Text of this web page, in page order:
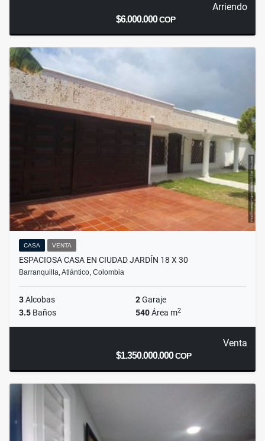
Arriendo
$6.000.000COP
CASA VENTA
ESPACIOSA CASA EN CIUDAD JARDÍN 18 X 30
Barranquilla, Atlántico, Colombia
3Alcobas 2Garaje
3.5 Baños 540Área m2
Venta
$1.350.000.000COP